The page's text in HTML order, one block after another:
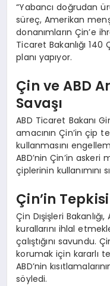
“Yabancı doğrudan
süreç, Amerikan
donanımların Çin’e
Ticaret Bakanlığı 140
planı yapıyor.
Çin ve ABD
Savaşı
ABD Ticaret Bakanı
amacının Çin’in çip
kullanmasını
ABD’nin Çin’in
çiplerinin kullanımını
Çin’in Tepkisi
Çin Dışişleri
kurallarını ihlal
çalıştığını savundu.
korumak için kararlı
ABD’nin
söyledi.